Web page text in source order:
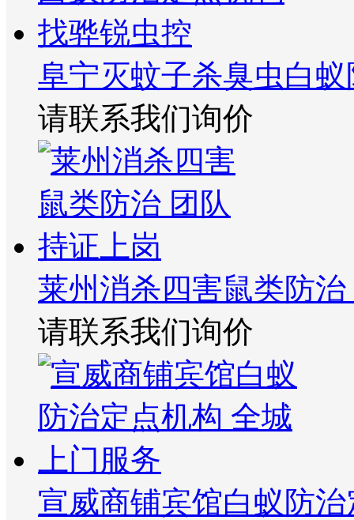
阜宁灭蚊子杀臭虫白
请联系我们询价
莱州消杀四害鼠类防
请联系我们询价
宣威商铺宾馆白蚁防